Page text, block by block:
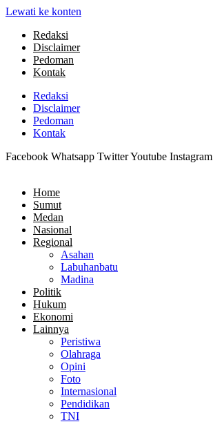
Lewati ke konten
Redaksi
Disclaimer
Pedoman
Kontak
Redaksi
Disclaimer
Pedoman
Kontak
Facebook Whatsapp TwitterYoutube Instagram
Home
Sumut
Medan
Nasional
Regional
Asahan
Labuhanbatu
Madina
Politik
Hukum
Ekonomi
Lainnya
Peristiwa
Olahraga
Opini
Foto
Internasional
Pendidikan
TNI